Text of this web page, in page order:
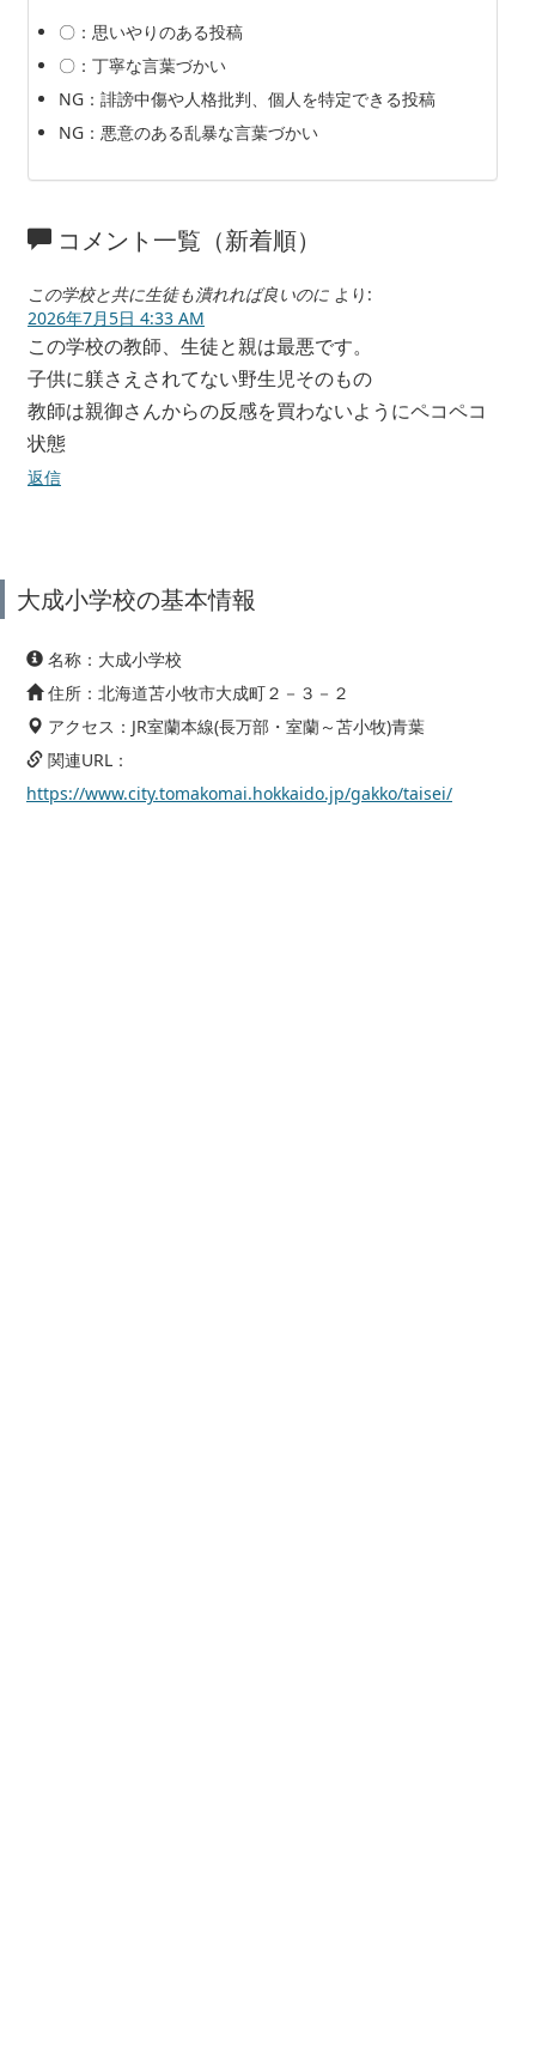
〇：思いやりのある投稿
〇：丁寧な言葉づかい
NG：誹謗中傷や人格批判、個人を特定できる投稿
NG：悪意のある乱暴な言葉づかい
コメント一覧（新着順）
この学校と共に生徒も潰れれば良いのに より:
2026年7月5日 4:33 AM
この学校の教師、生徒と親は最悪です。
子供に躾さえされてない野生児そのもの
教師は親御さんからの反感を買わないようにペコペコ
状態
返信
大成小学校の基本情報
名称：大成小学校
住所：北海道苫小牧市大成町２－３－２
アクセス：JR室蘭本線(長万部・室蘭～苫小牧)青葉
関連URL：
https://www.city.tomakomai.hokkaido.jp/gakko/taisei/